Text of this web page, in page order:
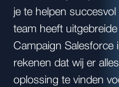
je te helpen
team heeft
Campaign Salesforce
rekenen dat wij er
oplossing te vinden